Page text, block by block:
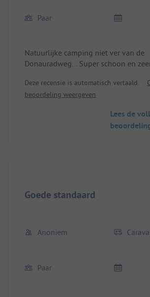
Paar
Natuurlijke camping niet ver van de
Donauradweg... Super schoon en
Deze recensie is automatisch vertaald.
beoordeling weergeven
Lees de
Goede standaard
Anoniem
Paar